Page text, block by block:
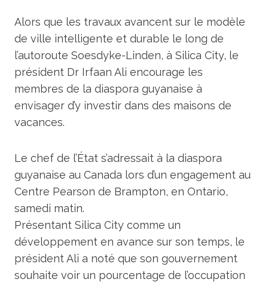
Alors que les travaux avancent sur le modèle
de ville intelligente et durable le long de
l’autoroute Soesdyke-Linden, à Silica City, le
président Dr Irfaan Ali encourage les
membres de la diaspora guyanaise à
envisager d’y investir dans des maisons de
vacances.
Le chef de l’État s’adressait à la diaspora
guyanaise au Canada lors d’un engagement au
Centre Pearson de Brampton, en Ontario,
samedi matin.
Présentant Silica City comme un
développement en avance sur son temps, le
président Ali a noté que son gouvernement
souhaite voir un pourcentage de l’occupation